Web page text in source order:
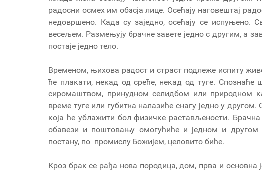
радосни осмех им обасја лице. Осећају наговештај
недовршено. Када су заједно, осећају се испуњено.
весељем. Размењују брачне завете једно с другим, а
постаје једно тело.
Временом, њихова радост и страст подлеже испиту
ће плакати, некад од среће, некад од туге.
сиромаштвом, принудном селидбом или природном
време туге или губитка налазиће снагу једно у
која ће ублажити бол физичке растављености. Брачна
обавези и поштовању омогућиће и једном и другом
постану, по промислу Божијем, целовито биће.
Кроз брак се рађа нова породица, дом, прва и